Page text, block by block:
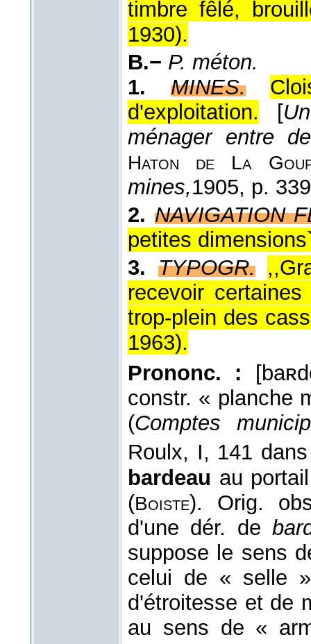
timbre fêlé,
1930).
B.− P. méton.
1.
MINES.
d'exploitation.
[
ménager entre
Haton de La
mines,1905, p.
2. NAVIGATION
petites
3. TYPOGR.
recevoir
trop-plein des
1963).
Prononc. :
constr. « planche
(Comptes
Roulx, I, 141
bardeau au
(Boiste). Orig.
d'une dér. de
suppose le sens
celui de « selle
d'étroitesse et de
au sens de «